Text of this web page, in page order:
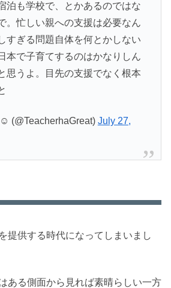
泊も学校で、とかあるのではな
。忙しい親への支援は必要なん
すぎる問題自体を何とかしない
本で子育てするのはかなりしん
思うよ。目先の支援でなく根本
(@TeacherhaGreat) July 27,
提供する時代になってしまいまし
ある側面から見れば素晴らしい一方